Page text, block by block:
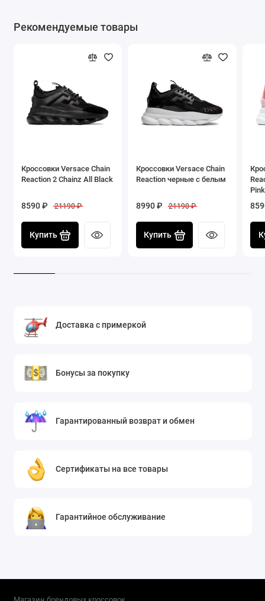
Рекомендуемые товары
Кроссовки Versace Chain
Reaction 2 Chainz All Black
8590 ₽ 21190 ₽
Купить
Кроссовки Versace Chain
Reaction черные с белым
8990 ₽ 21190 ₽
Купить
Pink
Доставка с примеркой
Бонусы за покупку
Гарантированный возврат и обмен
Сертификаты на все товары
Гарантийное обслуживание